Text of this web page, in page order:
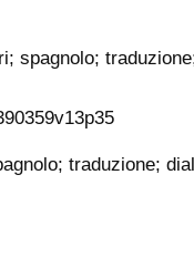
spagnolo;
traduzione;